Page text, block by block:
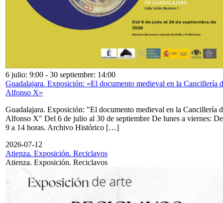
6 julio: 9:00 - 30 septiembre: 14:00
Guadalajara. Exposición: «El documento medieval en la Cancillería
Alfonso X»
Guadalajara. Exposición: "El documento medieval en la Cancillería
Alfonso X" Del 6 de julio al 30 de septiembre De lunes a viernes: De
9 a 14 horas. Archivo Histórico […]
2026-07-12
Atienza. Exposición. Reciclavos
Atienza. Exposición. Reciclavos